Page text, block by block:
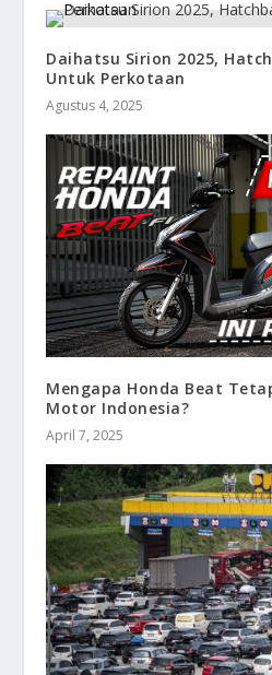
Daihatsu Sirion 2025,
Untuk Perkotaan
Agustus 4, 2025
Mengapa Honda Beat
Motor Indonesia?
April 7, 2025